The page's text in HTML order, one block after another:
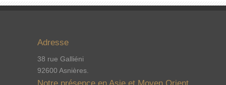
Adresse
38 rue Galliéni
92600 Asnières.